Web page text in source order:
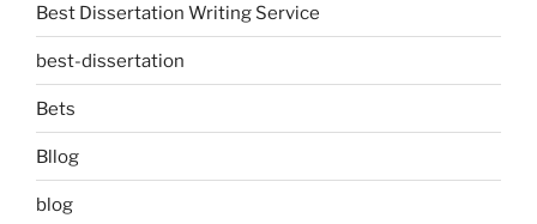
Best Dissertation Writing Service
best-dissertation
Bets
Bllog
blog